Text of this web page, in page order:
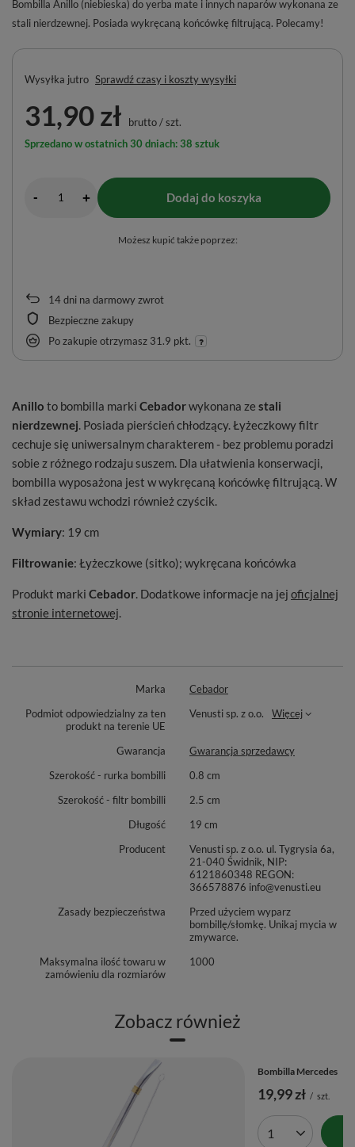
Bombilla Anillo (niebieska) do yerba mate i innych naparów wykonana ze
stali nierdzewnej. Posiada wykręcaną końcówkę filtrującą. Polecamy!
14dni na darmowy zwrot
Bezpieczne zakupy
Po zakupie otrzymasz 31.9 pkt.
Wysyłka jutro Sprawdź czasy i koszty wysyłki
31,90 zł brutto/szt.
Sprzedano w ostatnich 30 dniach: 38 sztuk
- + Dodaj do koszyka
Możesz kupić także poprzez:
Anillo to bombilla marki Cebadorwykonana ze stali
nierdzewnej. Posiada pierścień chłodzący. Łyżeczkowy filtr
cechuje się uniwersalnym charakterem - bez problemu poradzi
sobie z różnego rodzaju suszem. Dla ułatwienia konserwacji,
bombilla wyposażona jest w wykręcaną końcówkę filtrującą. W
skład zestawu wchodzi również czyścik.
Wymiary: 19 cm
Filtrowanie: Łyżeczkowe (sitko); wykręcana końcówka
Produkt marki Cebador. Dodatkowe informacje na jej oficjalnej
stronie internetowej.
Marka
Cebador
Podmiot odpowiedzialny za ten
produkt na terenie UE
Venusti sp. z o.o. Więcej
Gwarancja
Gwarancja sprzedawcy
Szerokość - rurka bombilli
0.8 cm
Szerokość - filtr bombilli
2.5 cm
Długość
19 cm
Producent
Venusti sp. z o.o. ul. Tygrysia 6a,
21-040 Świdnik, NIP:
6121860348 REGON:
366578876 info@venusti.eu
Zasady bezpieczeństwa
Przed użyciem wyparz
bombillę/słomkę. Unikaj mycia w
zmywarce.
Maksymalna ilość towaru w
zamówieniu dla rozmiarów
1000
Zobacz również
Bombilla Mercedes
19,99 zł / szt.
Ilość produktów